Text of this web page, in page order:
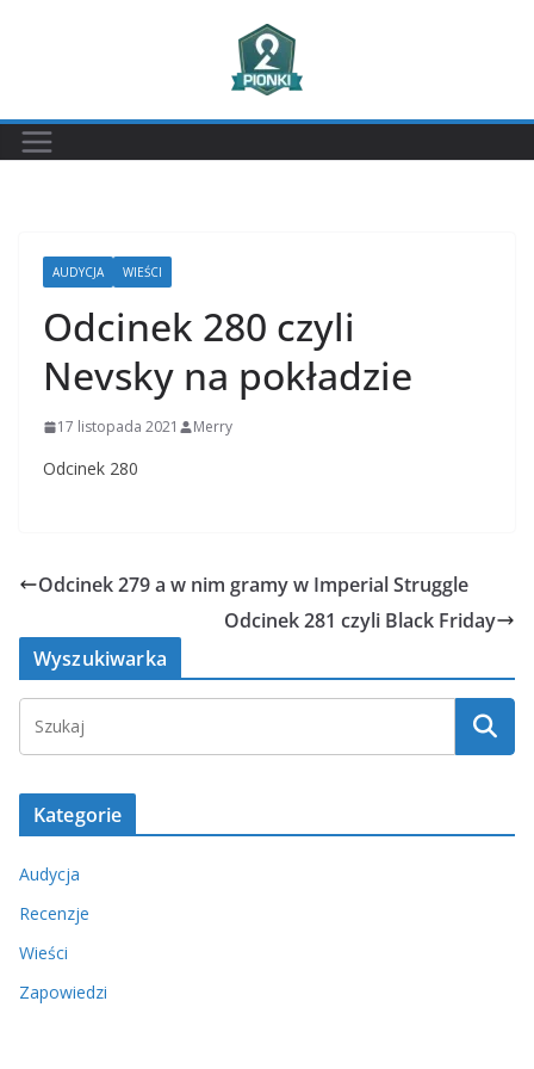
AUDYCJA WIEŚCI
Odcinek 280 czyli
Nevsky na pokładzie
17 listopada 2021 Merry
Odcinek 280
Odcinek 279 a w nim gramy w Imperial Struggle
Odcinek 281 czyli Black Friday
Wyszukiwarka
Kategorie
Audycja
Recenzje
Wieści
Zapowiedzi